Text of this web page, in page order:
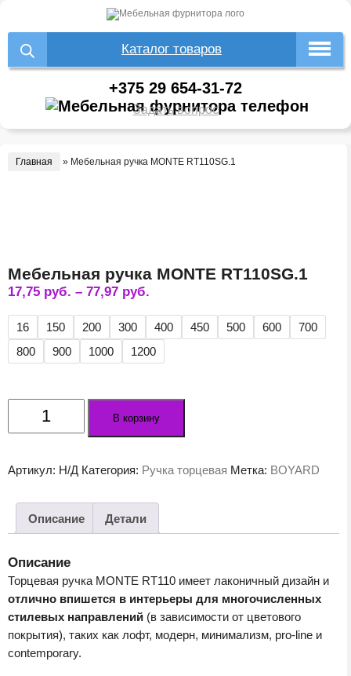
Каталог товаров
+375 29 654-31-72
Задать вопрос
Главная » Мебельная ручка MONTE RT110SG.1
Мебельная ручка MONTE RT110SG.1
17,75 руб. – 77,97 руб.
16 150 200 300 400 450 500 600
700
800
900 1000 1200
Количество
товара
MONTE
В корзину
Артикул: Н/Д Категория: Ручка торцевая Метка: BOYARD
Описание Детали
Описание
Торцевая ручка MONTE RT110 имеет лаконичный дизайн и
отлично впишется в интерьеры для многочисленных
стилевых направлений (в зависимости от цветового
покрытия), таких как лофт, модерн, минимализм, pro-line и
contemporary.